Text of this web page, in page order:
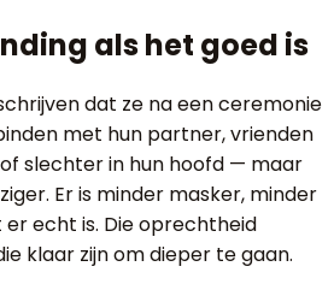
als het goed is
dat ze na een ceremonie
met hun partner, vrienden
slechter in hun hoofd — maar
Er is minder masker, minder
echt is. Die oprechtheid
klaar zijn om dieper te gaan.